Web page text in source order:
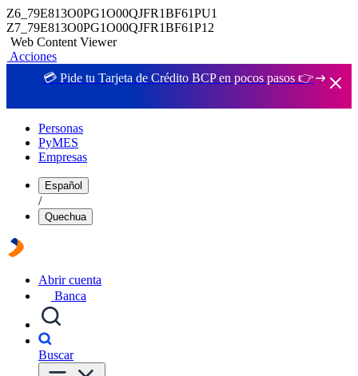
Z6_79E813O0PG1O00QJFR1BF61PU1
Z7_79E813O0PG1O00QJFR1BF61P12
Web Content Viewer
Acciones
💳 Pide tu Tarjeta de Crédito BCP en pocos pasos 👉
Personas
PyMES
Empresas
Español
/
Quechua
Abrir cuenta
Banca
Buscar